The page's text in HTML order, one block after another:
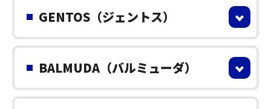
GENTOS（ジェントス）
BALMUDA（バルミューダ）